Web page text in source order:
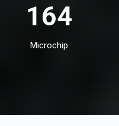
164
Microchip